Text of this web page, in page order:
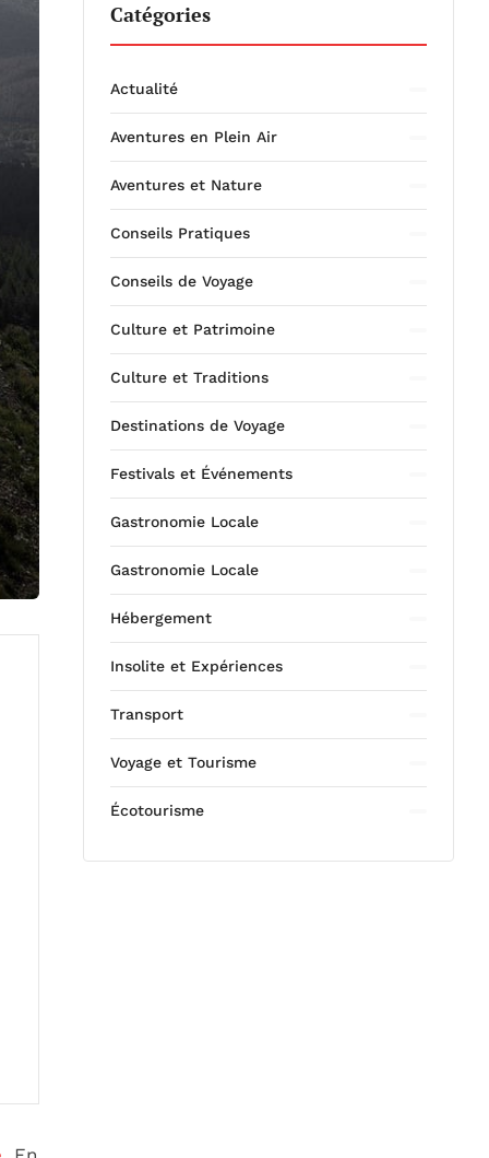
Catégories
Actualité
Aventures en Plein Air
Aventures et Nature
Conseils Pratiques
Conseils de Voyage
Culture et Patrimoine
Culture et Traditions
Destinations de Voyage
Festivals et Événements
Gastronomie Locale
Gastronomie Locale
Hébergement
Insolite et Expériences
Transport
Voyage et Tourisme
Écotourisme